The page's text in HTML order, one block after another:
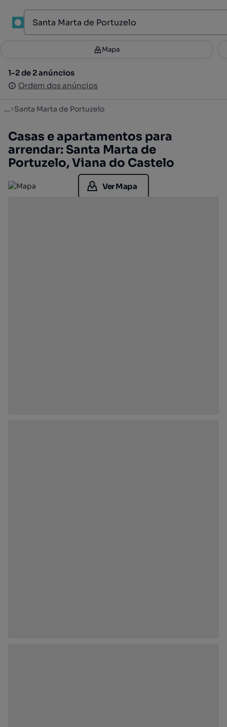
Filtros 2
1-2 de 2 anúncios
Ordem dos anúncios
Mapa
1-2 de 2 anúncios
Ordem dos anúncios
... Santa Marta de Portuzelo
Casas e apartamentos para
arrendar: Santa Marta de
Portuzelo, Viana do Castelo
Ver Mapa